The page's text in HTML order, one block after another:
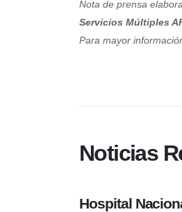
Nota de prensa
Servicios Múltiples
Para mayor
Noticias
Hospital